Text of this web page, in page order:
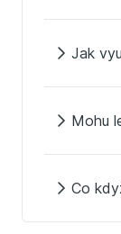
Jak
Mohu
Co